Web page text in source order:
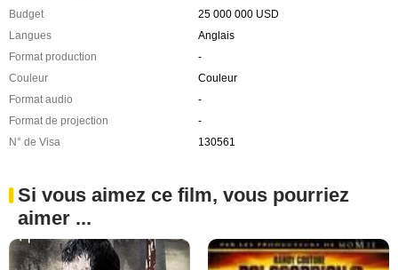
Budget
25 000 000 USD
Langues
Anglais
Format production
-
Couleur
Couleur
Format audio
-
Format de projection
-
N° de Visa
130561
Si vous aimez ce film, vous pourriez
aimer ...